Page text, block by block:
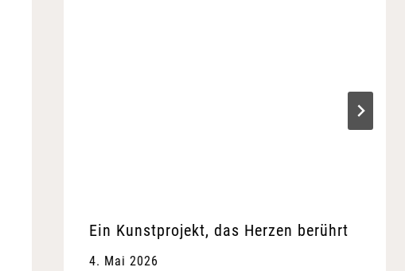
Ein Kunstprojekt, das Herzen berührt
4. Mai 2026